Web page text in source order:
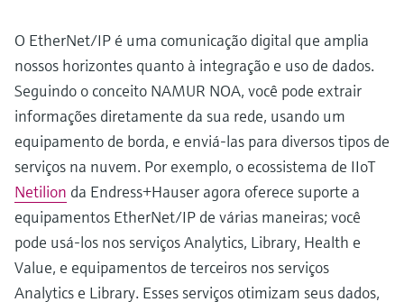
O EtherNet/IP é uma comunicação digital que amplia
nossos horizontes quanto à integração e uso de dados.
Seguindo o conceito NAMUR NOA, você pode extrair
informações diretamente da sua rede, usando um
equipamento de borda, e enviá-las para diversos tipos de
serviços na nuvem. Por exemplo, o ecossistema de IIoT
Netilion da Endress+Hauser agora oferece suporte a
equipamentos EtherNet/IP de várias maneiras; você
pode usá-los nos serviços Analytics, Library, Health e
Value, e equipamentos de terceiros nos serviços
Analytics e Library. Esses serviços otimizam seus dados,